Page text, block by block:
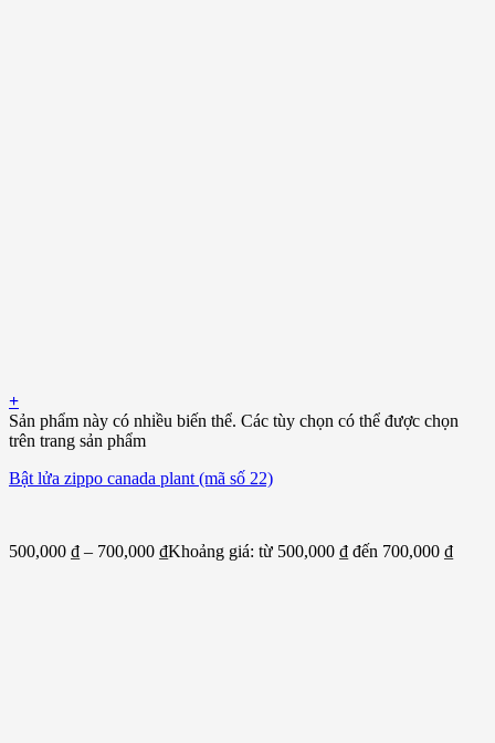
+
Sản phẩm này có nhiều biến thể. Các tùy chọn có thể được chọn
trên trang sản phẩm
Bật lửa zippo canada plant (mã số 22)
500,000 ₫ – 700,000 ₫Khoảng giá: từ 500,000 ₫ đến 700,000 ₫